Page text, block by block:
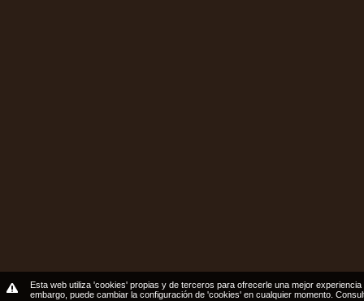
Esta web utiliza 'cookies' propias y de terceros para ofrecerle una mejor
embargo, puede cambiar la configuración de 'cookies' en cualquier momento.